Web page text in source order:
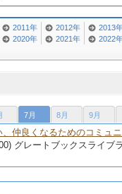
2011年 2012年
2013
2020年 2021年
2022
7月 8月 9月
仲良くなるためのコミュ
グレートブックスライブ